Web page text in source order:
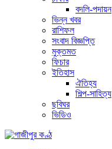
বদলি-পদায়ন
ভিন্ন খবর
রাশিফল
সংবাদ বিজ্ঞপ্তি
মুক্তমত
ফিচার
ইতিহাস
ঐতিহ্য
শিল্প-সাহিত্য
ছবিঘর
ভিডিও